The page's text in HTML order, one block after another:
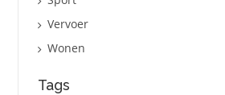
Vervoer
Wonen
Tags